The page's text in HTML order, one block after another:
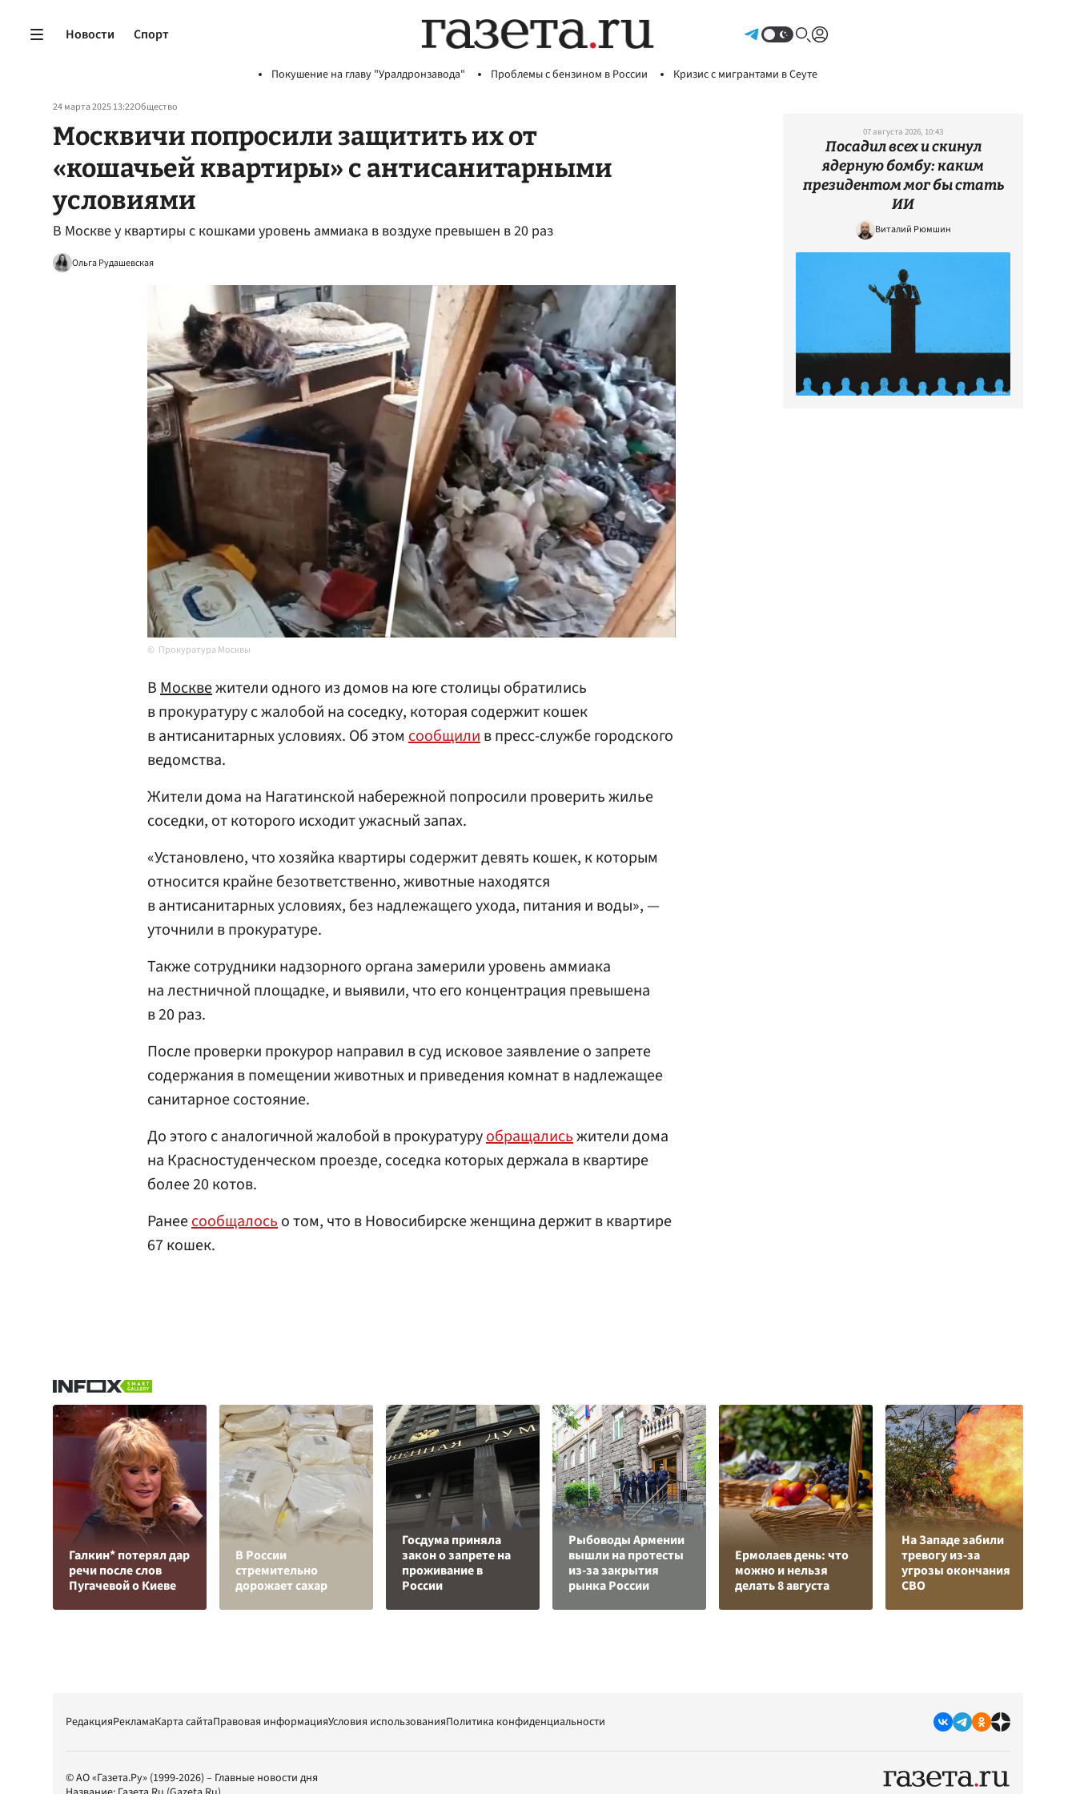
Новости Спорт
Покушение на главу "Уралдронзавода" Проблемы с бензином в России Кризис с мигрантами в Сеуте
24 марта 2025 13:22Общество
Москвичи попросили защитить их от
«кошачьей квартиры» с антисанитарными
условиями
В Москве у квартиры с кошками уровень аммиака в воздухе превышен в 20 раз
Ольга Рудашевская
Прокуратура Москвы
ВМосквежители одного из домов на юге столицы обратились
в прокуратуру с жалобой на соседку, которая содержит кошек
в антисанитарных условиях. Об этом сообщилив пресс-службе городского
ведомства.
Жители дома на Нагатинской набережной попросили проверить жилье
соседки, от которого исходит ужасный запах.
«Установлено, что хозяйка квартиры содержит девять кошек, к которым
относится крайне безответственно, животные находятся
в антисанитарных условиях, без надлежащего ухода, питания и воды», —
уточнили в прокуратуре.
Также сотрудники надзорного органа замерили уровень аммиака
на лестничной площадке, и выявили, что его концентрация превышена
в 20 раз.
После проверки прокурор направил в суд исковое заявление о запрете
содержания в помещении животных и приведения комнат в надлежащее
санитарное состояние.
До этого с аналогичной жалобой в прокуратуруобращалисьжители дома
на Красностуденческом проезде, соседка которых держала в квартире
более 20 котов.
Ранеесообщалосьо том, что в Новосибирске женщина держит в квартире
67 кошек.
07 августа 2026, 10:43
Посадил всех и скинул
ядерную бомбу: каким
президентом мог бы стать
ИИ
Виталий Рюмшин
Галкин* потерял дар
речи после слов
Пугачевой о Киеве
В России
стремительно
дорожает сахар
Госдума приняла
закон о запрете на
проживание в
России
Рыбоводы Армении
вышли на протесты
из-за закрытия
рынка России
Ермолаев день: что
можно и нельзя
делать 8 августа
На Западе забили
тревогу из-за
угрозы окончания
СВО
РедакцияРекламаКарта сайтаПравовая информацияУсловия использованияПолитика конфиденциальности
© АО «Газета.Ру» (1999-2026) – Главные новости дня